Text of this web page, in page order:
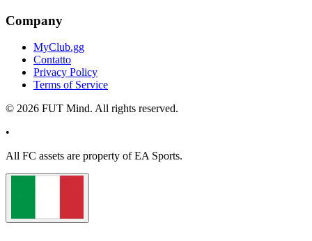
Company
MyClub.gg
Contatto
Privacy Policy
Terms of Service
© 2026 FUT Mind. All rights reserved.
•
All FC assets are property of EA Sports.